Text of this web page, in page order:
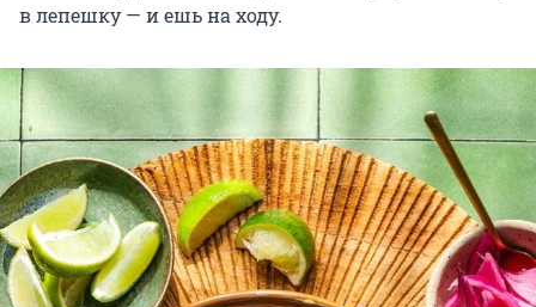
в лепешку — и ешь на ходу.